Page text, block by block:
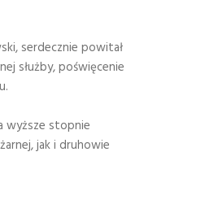
serdecznie powitał
służby, poświęcenie
wyższe stopnie
jak i druhowie